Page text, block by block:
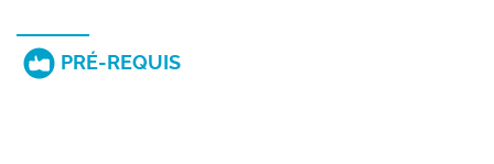
PRÉ-REQUIS